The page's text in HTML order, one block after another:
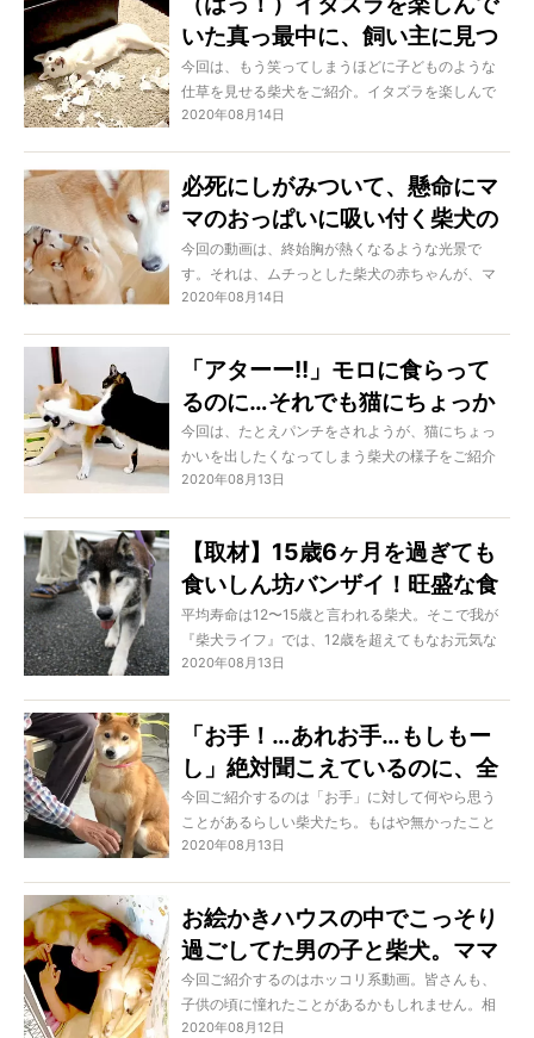
は、ベッドがあった場所でうずくまり始めるので
した…。
いた真っ最中に、飼い主に見つ
かった柴犬。その瞬間の反応が
漫画みたいで笑った【動画】
今回は、もう笑ってしまうほどに子どものような
仕草を見せる柴犬をご紹介。イタズラを楽しんで
いたものの見られていたことに気がつかず、もは
るものの、最後はまさかの展開に!?
2020年08月14日
必死にしがみついて、懸命にマ
マのおっぱいに吸い付く柴犬の
赤ちゃんズ。『尊い』って、こ
のことだね【動画】
今回の動画は、終始胸が熱くなるような光景で
す。それは、ムチっとした柴犬の赤ちゃんが、マ
マのミルクを懸命に飲んでいると言うだけのもの
けるほどに愛らしいのです。
2020年08月14日
「アターー!!」モロに食らって
るのに…それでも猫にちょっか
いを出したくなる、それが柴犬
なの。【動画】
今回は、たとえパンチをされようが、猫にちょっ
かいを出したくなってしまう柴犬の様子をご紹介
します。猫はしつこい行為を嫌うもの。しかし柴
つ両者の間には、やっぱり溝があるようです…。
2020年08月13日
【取材】15歳6ヶ月を過ぎても
食いしん坊バンザイ！旺盛な食
欲が長生きの秘訣＃5ゴンタ
平均寿命は12〜15歳と言われる柴犬。そこで我が
『柴犬ライフ』では、12歳を超えてもなお元気な
柴犬を、憧れと敬意を込めて“レジェンド柴”と呼ん
ルや食生活などにフォーカスし、その元気の秘訣
や、老犬と暮らすうえで大切だと思うことを、オ
ーナーさんに語っていただきます。
今回は、神奈川県に住む15歳のゴンタくんが登
場。取材前までオーナーの金子さんご夫妻はゴン
たとか。
年齢を3歳もサバ読みされていたゴンタくんの暮ら
しぶりを紹介しましょう。
2020年08月13日
「お手！…あれお手…もしもー
し」絶対聞こえているのに、全
然聞こえません顔で完全スルー
する柴犬。【動画あり】
今回ご紹介するのは「お手」に対して何やら思う
ことがあるらしい柴犬たち。もはや無かったこと
にしているような子や、わざと失敗しているよう
と寂しくなる…！
2020年08月13日
お絵かきハウスの中でこっそり
過ごしてた男の子と柴犬。ママ
にも内緒で楽しむとか…ホッコ
リ過ぎた【動画】
今回ご紹介するのはホッコリ系動画。皆さんも、
子供の頃に憧れたことがあるかもしれません。相
棒であるお家の犬と一緒に、こっそりふたりだけ
2020年08月12日